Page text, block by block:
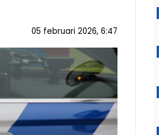
05 februari 2026, 6:47